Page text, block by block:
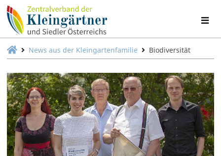
News aus der Kleingartenfamilie Biodiversität